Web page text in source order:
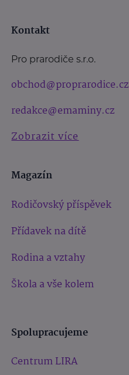
Kontakt
Pro prarodiče s.r.o.
obchod@proprarodice.cz
redakce@emaminy.cz
Zobrazit více
Magazín
Rodičovský příspěvek
Přídavek na dítě
Rodina a vztahy
Škola a vše kolem
Spolupracujeme
Centrum LIRA